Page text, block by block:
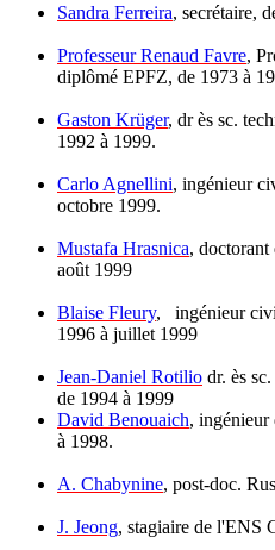
Sandra Ferreira, secrétaire,
Professeur Renaud Favre,
diplômé EPFZ, de 1973 à
Gaston Krüger, dr ès sc.
1992 à 1999.
Carlo Agnellini, ingénieur
octobre 1999.
Mustafa Hrasnica, doctorant
août 1999
Blaise Fleury, ingénieur
1996 à juillet 1999
Jean-Daniel Rotilio dr. ès
de 1994 à 1999
David Benouaich, ingénieur
à 1998.
A. Chabynine, post-doc.
J. Jeong, stagiaire de l'ENS